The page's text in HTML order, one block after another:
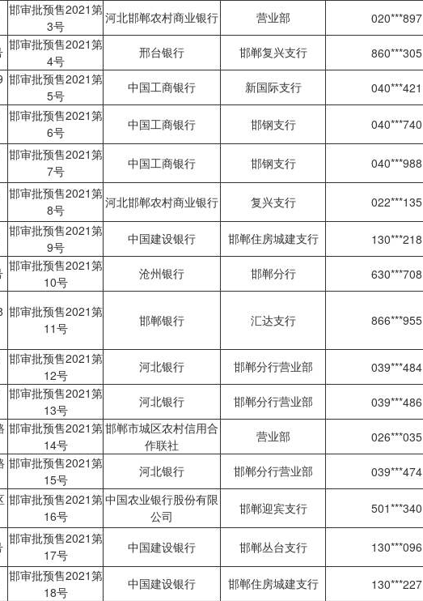
邯审批预售2021第
3号
河北邯郸农村商业银行 营业部 020***897
邯审批预售2021第
4号
邢台银行 邯郸复兴支行 860***305
邯审批预售2021第
5号
中国工商银行 新国际支行 040***421
邯审批预售2021第
6号
中国工商银行 邯钢支行 040***740
邯审批预售2021第
7号
中国工商银行 邯钢支行 040***988
邯审批预售2021第
8号
河北邯郸农村商业银行 复兴支行 022***135
邯审批预售2021第
9号
中国建设银行 邯郸住房城建支行 130***218
邯审批预售2021第
10号
沧州银行 邯郸分行 630***708
邯审批预售2021第
11号
邯郸银行 汇达支行 866***955
邯审批预售2021第
12号
河北银行 邯郸分行营业部
039***484
邯审批预售2021第
13号
河北银行 邯郸分行营业部 039***486
邯审批预售2021第
14号
邯郸市城区农村信用合
作联社
营业部 026***035
邯审批预售2021第
15号
河北银行 邯郸分行营业部 039***474
邯审批预售2021第
16号
中国农业银行股份有限
公司
邯郸迎宾支行 501***340
邯审批预售2021第
17号
中国建设银行 邯郸丛台支行 130***096
邯审批预售2021第
18号
中国建设银行 邯郸住房城建支行 130***227